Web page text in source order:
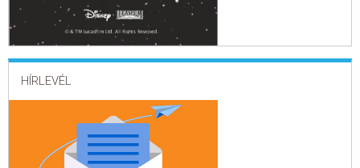
HÍRLEVÉL